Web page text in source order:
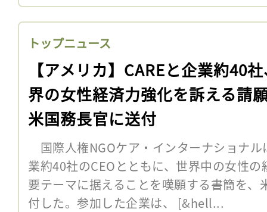
トップニュース
【アメリカ】CAREと企業約40
界の女性経済力強化を訴える請
米国務長官に送付
国際人権NGOケア・インターナショナ
業約40社のCEOとともに、世界中の女性
要テーマに据えることを嘆願する書簡を、
付した。参加した企業は、 [&hell...